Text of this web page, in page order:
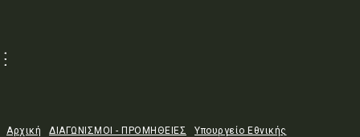
Αρχική ΔΙΑΓΩΝΙΣΜΟΙ - ΠΡΟΜΗΘΕΙΕΣ
Υπουργείο Εθνικής